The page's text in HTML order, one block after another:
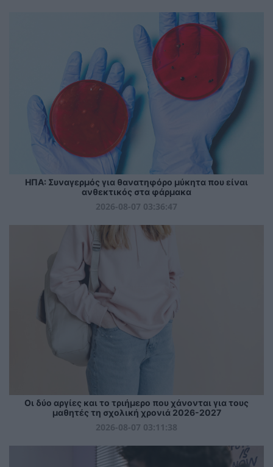
ΗΠΑ: Συναγερμός για θανατηφόρο μύκητα που είναι
ανθεκτικός στα φάρμακα
2026-08-07 03:36:47
Οι δύο αργίες και το τριήμερο που χάνονται για τους
μαθητές τη σχολική χρονιά 2026-2027
2026-08-07 03:11:38